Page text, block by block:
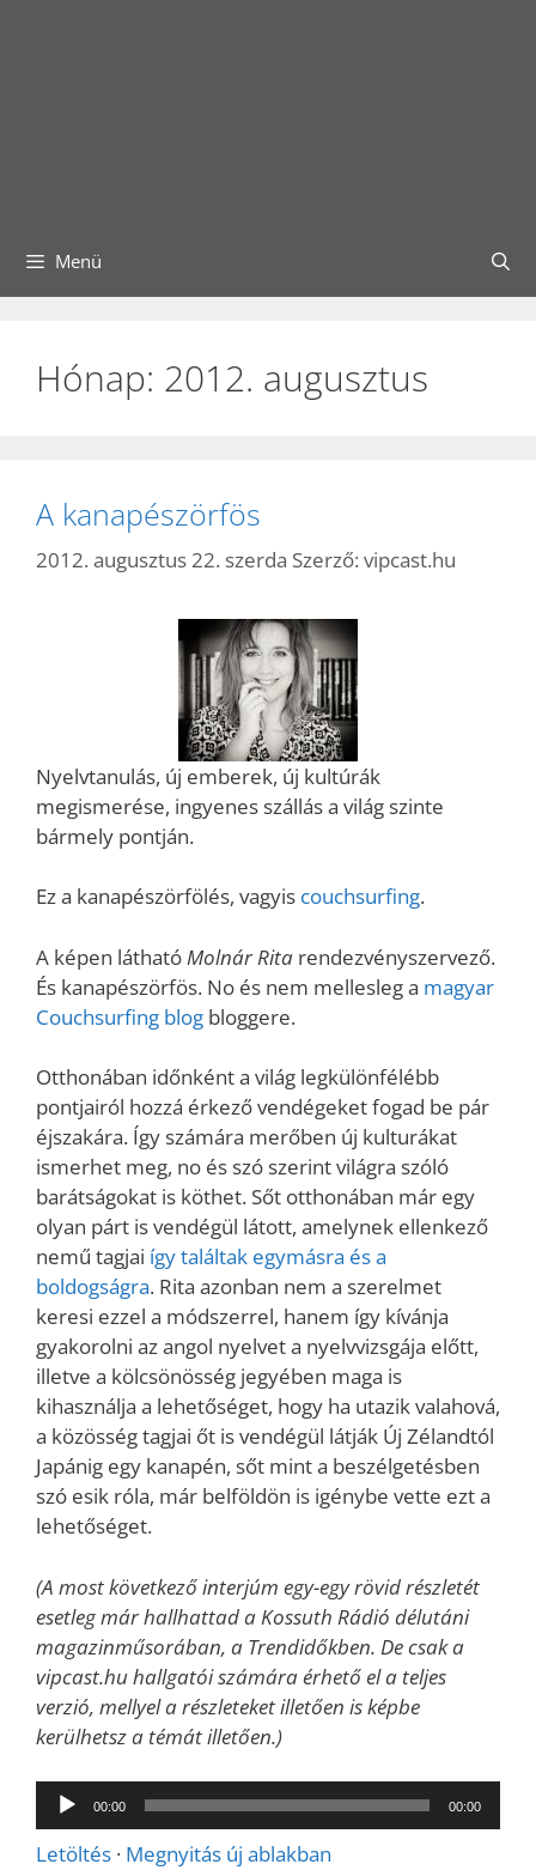
Menü
Hónap: 2012. augusztus
A kanapészörfös
2012. augusztus 22. szerda Szerző: vipcast.hu
Nyelvtanulás, új emberek, új kultúrák
megismerése, ingyenes szállás a világ szinte
bármely pontján.
Ez a kanapészörfölés, vagyis couchsurfing.
A képen látható Molnár Rita rendezvényszervező.
És kanapészörfös. No és nem mellesleg a magyar
Couchsurfing blog bloggere.
Otthonában időnként a világ legkülönfélébb
pontjairól hozzá érkező vendégeket fogad be pár
éjszakára. Így számára merőben új kulturákat
ismerhet meg, no és szó szerint világra szóló
barátságokat is köthet. Sőt otthonában már egy
olyan párt is vendégül látott, amelynek ellenkező
nemű tagjai így találtak egymásra és a
boldogságra. Rita azonban nem a szerelmet
keresi ezzel a módszerrel, hanem így kívánja
gyakorolni az angol nyelvet a nyelvvizsgája előtt,
illetve a kölcsönösség jegyében maga is
kihasználja a lehetőséget, hogy ha utazik valahová,
a közösség tagjai őt is vendégül látják Új Zélandtól
Japánig egy kanapén, sőt mint a beszélgetésben
szó esik róla, már belföldön is igénybe vette ezt a
lehetőséget.
(A most következő interjúm egy-egy rövid részletét
esetleg már hallhattad a Kossuth Rádió délutáni
magazinműsorában, a Trendidőkben. De csak a
vipcast.hu hallgatói számára érhető el a teljes
verzió, mellyel a részleteket illetően is képbe
kerülhetsz a témát illetően.)
Audió
lejátszó
00:00 00:00
Letöltés · Megnyitás új ablakban